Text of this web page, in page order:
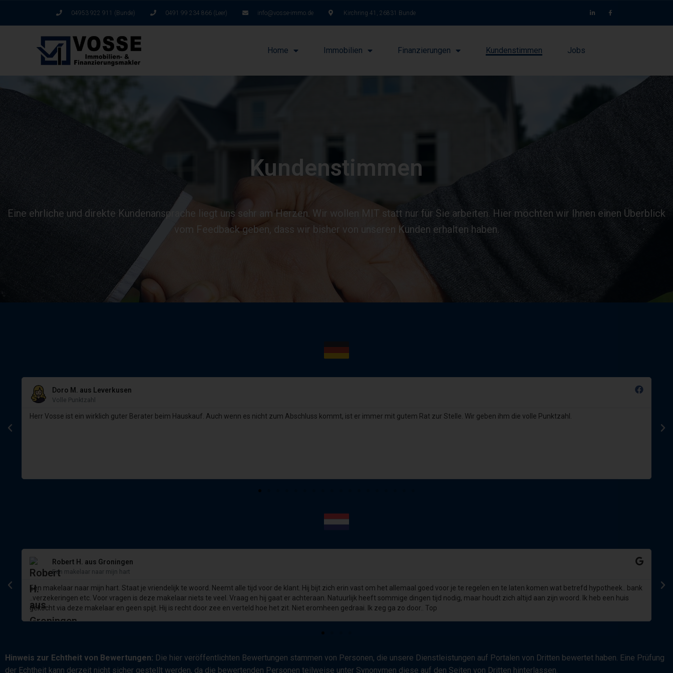
04953 922 911 (Bunde) 0491 99 234 866 (Leer) info@vosse-immo.de Kirchring 41, 26831 Bunde
Home Immobilien Finanzierungen Kundenstimmen Jobs
Kundenstimmen
Eine ehrliche und direkte Kundenansprache liegt uns sehr am Herzen. Wir wollen MIT statt nur für Sie arbeiten. Hier möchten wir Ihnen einen Überblick
vom Feedback geben, dass wir bisher von unseren Kunden erhalten haben.
Doro M. aus Leverkusen
Volle Punktzahl
Herr Vosse ist ein wirklich guter Berater beim Hauskauf. Auch wenn es nicht zum Abschluss kommt, ist er immer mit gutem Rat zur Stelle. Wir geben ihm die volle Punktzahl.
Robert H. aus Groningen
Een makelaar naar mijn hart
Een makelaar naar mijn hart. Staat je vriendelijk te woord. Neemt alle tijd voor de klant. Hij bijt zich erin vast om het allemaal goed voor je te regelen en te laten komen wat betrefd hypotheek.. bank
..verzekeringen etc. Voor vragen is deze makelaar niets te veel. Vraag en hij gaat er achteraan. Natuurlijk heeft sommige dingen tijd nodig, maar houdt zich altijd aan zijn woord. Ik heb een huis
gekocht via deze makelaar en geen spijt. Hij is recht door zee en verteld hoe het zit. Niet eromheen gedraai. Ik zeg ga zo door.. Top
Hinweis zur Echtheit von Bewertungen: Die hier veröffentlichten Bewertungen stammen von Personen, die unsere Dienstleistungen auf Portalen von Dritten bewertet haben. Eine Prüfung
der Echtheit kann derzeit nicht sicher gestellt werden, da die bewertenden Personen teilweise unter Synonymen diese auf den Seiten von Dritten hinterlassen.